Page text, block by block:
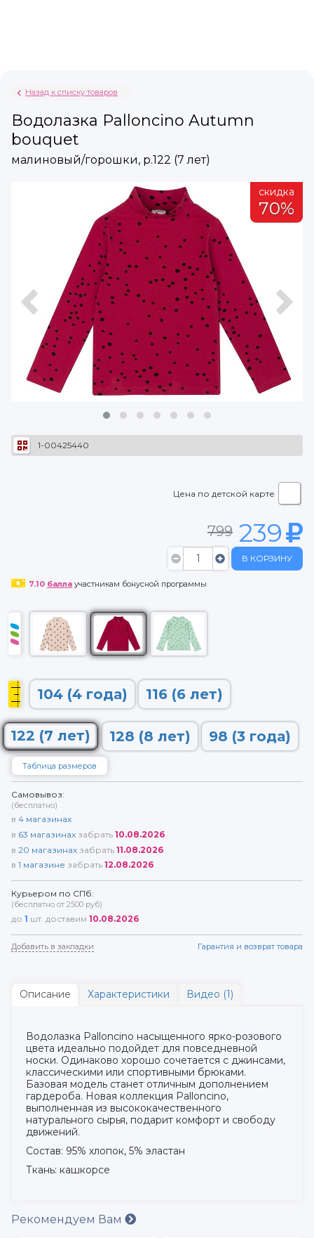
Назад к списку товаров
Водолазка Palloncino Autumn
bouquet
малиновый/горошки, р.122 (7 лет)
скидка
70%
1-00425440
Цена по детской карте
799 239
В КОРЗИНУ
7.10 баллаучастникам бонусной программы
104 (4 года) 116 (6 лет)
122 (7 лет) 128 (8 лет) 98 (3 года)
Таблица размеров
Самовывоз:
(бесплатно)
в 4 магазинах
в 63 магазинах забрать 10.08.2026
в 20 магазинах забрать 11.08.2026
в 1 магазине забрать 12.08.2026
Курьером по СПб:
(бесплатно от 2500 руб)
до 1 шт. доставим 10.08.2026
Добавить в закладки Гарантия и возврат товара
Описание Характеристики Видео (1)
Водолазка Palloncino насыщенного ярко-розового
цвета идеально подойдет для повседневной
носки. Одинаково хорошо сочетается с джинсами,
классическими или спортивными брюками.
Базовая модель станет отличным дополнением
гардероба. Новая коллекция Palloncino,
выполненная из высококачественного
натурального сырья, подарит комфорт и свободу
движений.
Состав: 95% хлопок, 5% эластан
Ткань: кашкорсе
Рекомендуем Вам